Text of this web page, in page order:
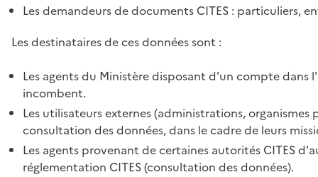
Les demandeurs de documents CITES : particuliers,
Les destinataires de ces données sont :
Les agents du Ministère disposant d'un compte
incombent.
Les utilisateurs externes (administrations,
consultation des données, dans le cadre de leurs
Les agents provenant de certaines autorités CITES
réglementation CITES (consultation des données).